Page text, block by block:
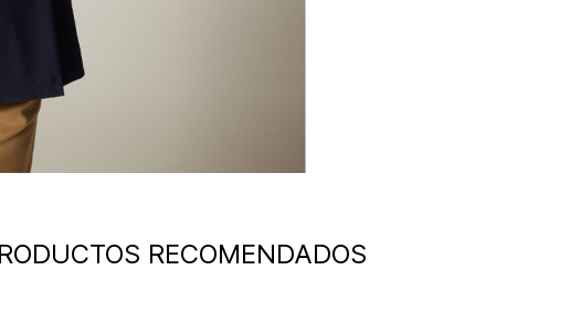
RECOMENDADOS